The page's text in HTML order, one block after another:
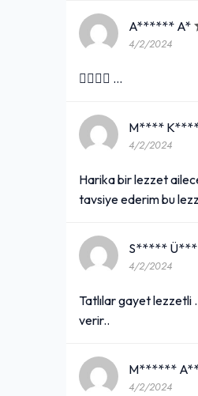
A****** A*
4/2/2024
👍🏼👍🏼 …
M****
4/2/2024
Harika bir lezzet
tavsiye ederim bu
S*****
4/2/2024
Tatlılar gayet lezzetli
verir..
M******
4/2/2024